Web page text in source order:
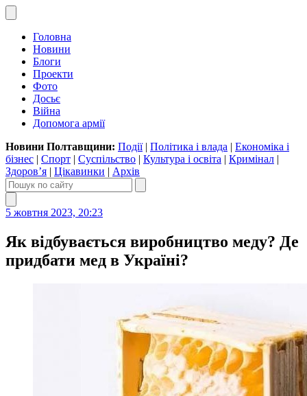
Головна
Новини
Блоги
Проекти
Фото
Досьє
Війна
Допомога армії
Новини Полтавщини: Події| Політика і влада | Економіка і
бізнес | Спорт | Суспільство | Культура і освіта | Кримінал |
Здоров’я | Цікавинки | Архів
5 жовтня 2023, 20:23
Як відбувається виробництво меду? Де
придбати мед в Україні?